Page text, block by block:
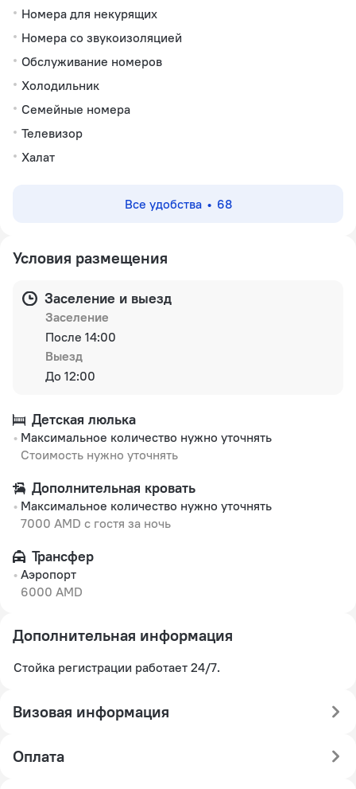
Номера для некурящих
Номера со звукоизоляцией
Обслуживание номеров
Холодильник
Семейные номера
Телевизор
Халат
Все удобства 68
Условия размещения
Заселение и выезд
Заселение
После 14:00
Выезд
До 12:00
Детская люлька
Максимальное количество нужно уточнять
Стоимость нужно уточнять
Дополнительная кровать
Максимальное количество нужно уточнять
7000 AMD с гостя за ночь
Трансфер
Аэропорт
6000 AMD
Дополнительная информация
Стойка регистрации работает 24/7.
Визовая информация
Оплата